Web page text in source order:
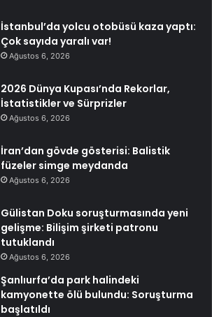
İstanbul’da yolcu otobüsü kaza yaptı:
Çok sayıda yaralı var!
Ağustos 6, 2026
2026 Dünya Kupası’nda Rekorlar,
İstatistikler ve Sürprizler
Ağustos 6, 2026
İran’dan gövde gösterisi: Balistik
füzeler simge meydanda
Ağustos 6, 2026
Gülistan Doku soruşturmasında yeni
gelişme: Bilişim şirketi patronu
tutuklandı
Ağustos 6, 2026
Şanlıurfa’da park halindeki
kamyonette ölü bulundu: Soruşturma
başlatıldı